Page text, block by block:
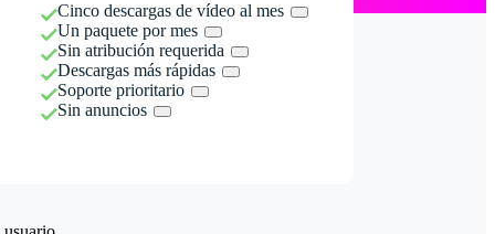
Cinco descargas de vídeo al mes
Un paquete por mes
Sin atribución requerida
Descargas más rápidas
Soporte prioritario
Sin anuncios